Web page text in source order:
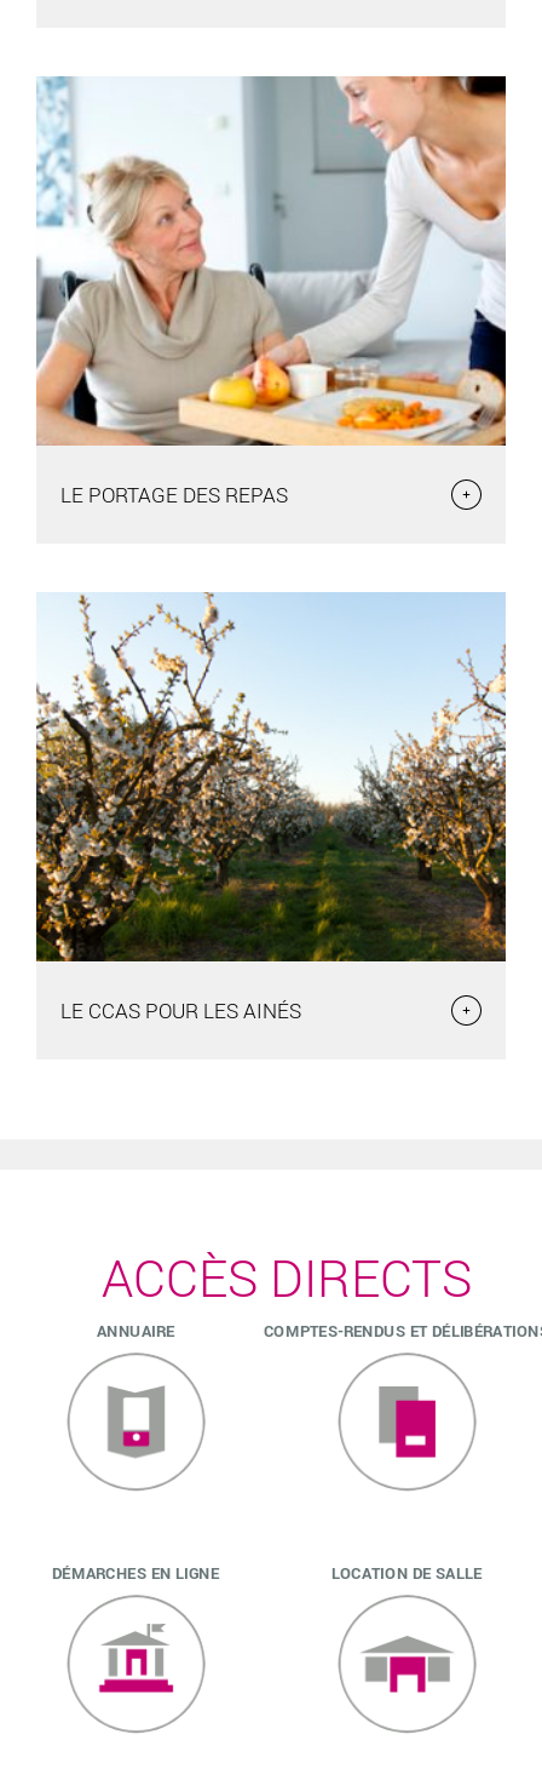
Les actions du CCAS concernent les membres des familles
habitant la commune. Les services
LE PORTAGE DES REPAS
Une convention est passée entre le CCAS et le prestataire
DOM’ALLIANCE-PREST ALLIANCE. Le tarif
LE CCAS POUR LES AINÉS
ACCÈS DIRECTS
ANNUAIRE COMPTES-RENDUS ET
DÉMARCHES EN LIGNE LOCATION DE SALLE